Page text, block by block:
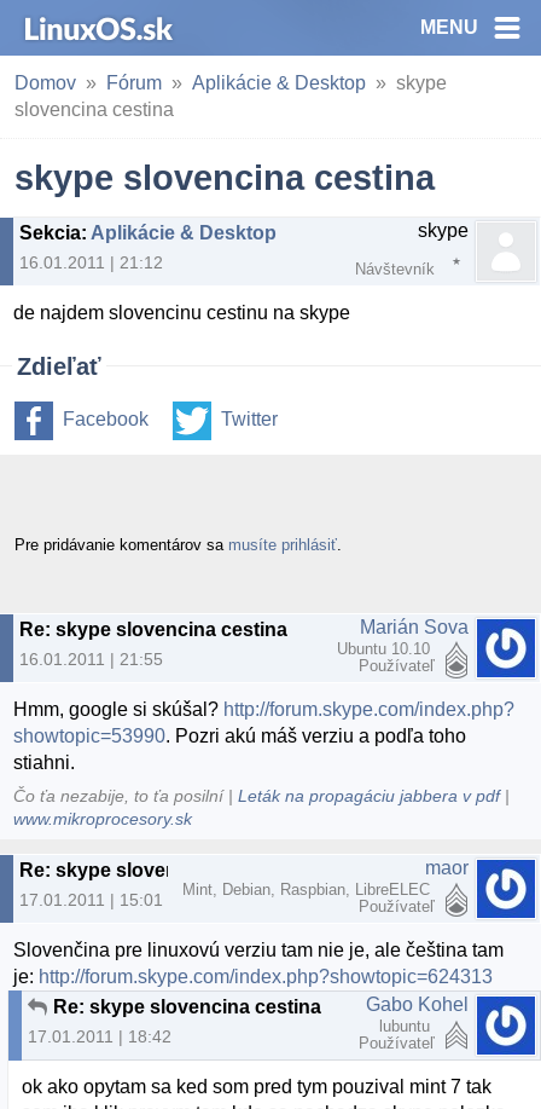
MENU
Domov Fórum Aplikácie & Desktop
skype
slovencina cestina
skype slovencina cestina
Sekcia: Aplikácie & Desktop
16.01.2011 | 21:12
skype
Návštevník
de najdem slovencinu cestinu na skype
Zdieľať
Facebook Twitter
Pre pridávanie komentárov sa musíte prihlásiť
Re: skype slovencina cestina
16.01.2011 | 21:55
Marián Sova
Ubuntu 10.10
Používateľ
Hmm, google si skúšal? http://forum.skype.com/index.php?
showtopic=53990. Pozri akú máš verziu a podľa toho
stiahni.
Čo ťa nezabije, to ťa posilní |Leták na propagáciu jabbera v pdf|
www.mikroprocesory.sk
Re: skype slovencina cestina
17.01.2011 | 15:01
maor
Mint, Debian, Raspbian, LibreELEC
Používateľ
Slovenčina pre linuxovú verziu tam nie je, ale čeština tam
je: http://forum.skype.com/index.php?showtopic=624313
Re: skype slovencina cestina
17.01.2011 | 18:42
Gabo Kohel
lubuntu
Používateľ
ok ako opytam sa ked som pred tym pouzival mint 7 tak